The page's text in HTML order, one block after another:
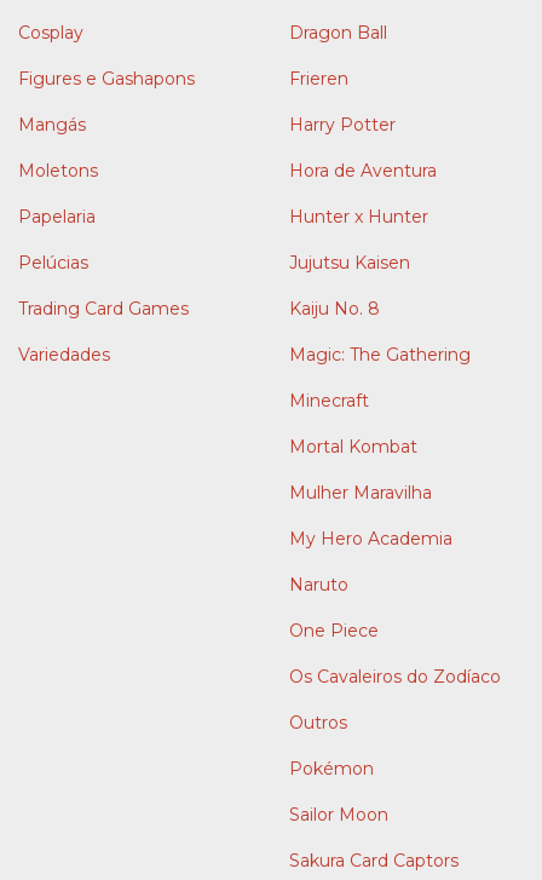
Cosplay
Figures e Gashapons
Mangás
Moletons
Papelaria
Pelúcias
Trading Card Games
Variedades
Dragon Ball
Frieren
Harry Potter
Hora de Aventura
Hunter x Hunter
Jujutsu Kaisen
Kaiju No. 8
Magic: The Gathering
Minecraft
Mortal Kombat
Mulher Maravilha
My Hero Academia
Naruto
One Piece
Os Cavaleiros do Zodíaco
Outros
Pokémon
Sailor Moon
Sakura Card Captors